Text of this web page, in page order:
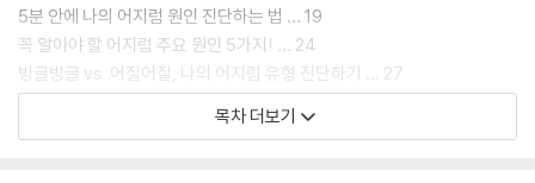
5분 안에 나의 어지럼 원인 진단하는 법 … 19
꼭 알아야 할 어지럼 주요 원인 5가지! … 24
빙글빙글 vs. 어질어질, 나의 어지럼 유형 진단하기 … 27
갑자기 어지러울 때, 응급 대처 방법 … 30
뇌졸중이 의심되는 어지럼, 이런 증상 보이면 응급실로! … 33
목차 더보기